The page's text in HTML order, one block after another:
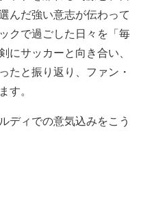
んだ強い意志が伝わって
クで過ごした日々を「毎
にサッカーと向き合い、
たと振り返り、ファン・
す。
ディでの意気込みをこう